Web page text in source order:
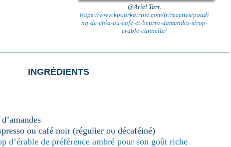
@Ariel Tarr.
https://www.kpourkatrine.com/fr/recettes/poudi
ng-de-chia-au-cafe-et-beurre-damandes-sirop-
erable-cannelle/
INGRÉDIENTS
ou café noir (régulier ou décaféiné)
d’érable de préférence ambré pour son goût riche